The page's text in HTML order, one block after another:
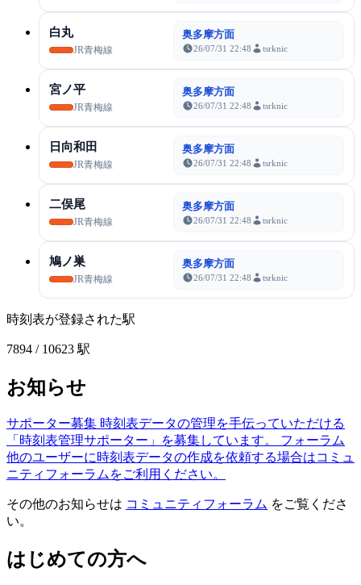
白丸
JR青梅線
奥多摩方面
26/07/31 22:48 tsrknic
宮ノ平
JR青梅線
奥多摩方面
26/07/31 22:48 tsrknic
日向和田
JR青梅線
奥多摩方面
26/07/31 22:48 tsrknic
二俣尾
JR青梅線
奥多摩方面
26/07/31 22:48 tsrknic
鳩ノ巣
JR青梅線
奥多摩方面
26/07/31 22:48 tsrknic
時刻表が登録された駅
7894 / 10623 駅
お知らせ
サポーター募集 時刻表データの管理を手伝っていただける
「時刻表管理サポーター」を募集しています。
フォーラム
他のユーザーに時刻表データの作成を依頼する場合はコミュ
ニティフォーラムをご利用ください。
その他のお知らせは コミュニティフォーラム をご覧くださ
い。
はじめての方へ